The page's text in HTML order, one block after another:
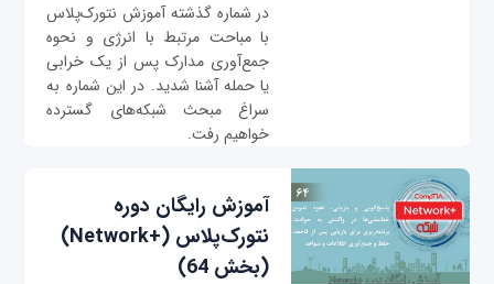
در شماره گذشته آموزش نتورک‌پلاس
با مباحت مرتبط با انرژی و نحوه
جمع‌آوری مدارک پس از یک خرابی
یا حمله آشنا شدید. در این شماره به
سراغ مبحث شبکه‌های گسترده
خواهیم رفت.
آموزش رایگان دوره
نتورک‌پلاس (+Network)
(بخش 64)